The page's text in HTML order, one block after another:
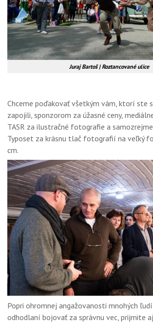
Juraj Bartoš | Roztancované ulice
Chceme poďakovať všetkým vám, ktorí ste
zapojili, sponzorom za úžasné ceny,
TASR za ilustračné fotografie a
Typoset za krásnu tlač fotografií na veľký
cm.
Popri ohromnej angažovanosti mnohých
odhodlaní bojovať za správnu vec, prijmite